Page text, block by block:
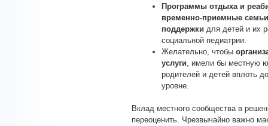
Программы отдыха и
временно-приемные
поддержки для детей и их
социальной педиатрии.
Желательно, чтобы
услуги
имели бы местную
родителей и детей вплоть
уровне.
Вклад местного сообщества в
переоценить. Чрезвычайно важно